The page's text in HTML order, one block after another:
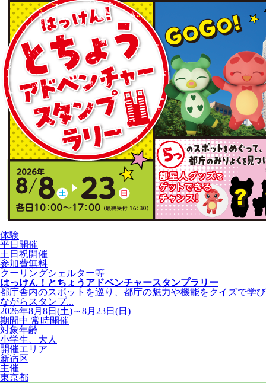
体験
平日開催
土日祝開催
参加費無料
クーリングシェルター等
はっけん！とちょうアドベンチャースタンプラリー
都庁舎内のスポットを巡り、都庁の魅力や機能をクイズで学び
ながらスタンプ...
2026年8月8日(土)～8月23日(日)
期間中 常時開催
対象年齢
小学生、大人
開催エリア
新宿区
主催
東京都